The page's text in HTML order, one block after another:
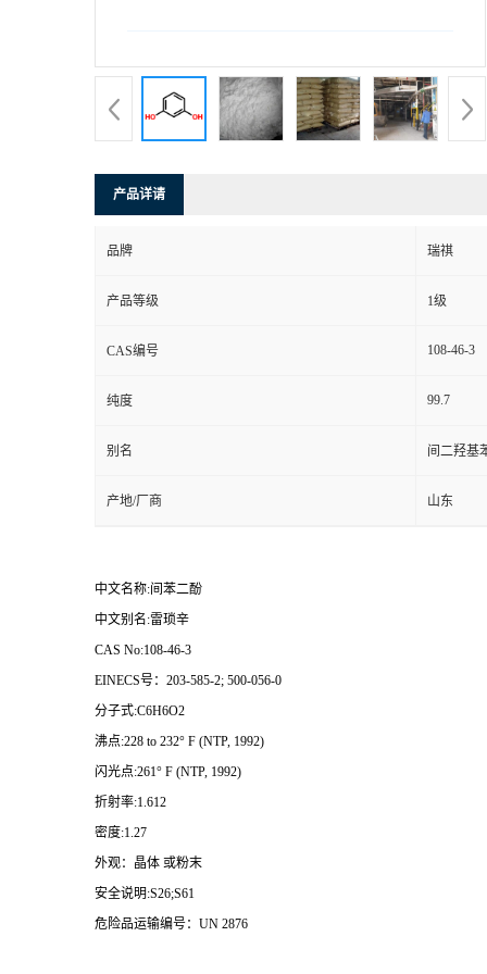
产品详请
品牌 瑞祺
产品等级 1级
CAS编号 108-46-3
纯度 99.7
别名 间二羟基
产地/厂商 山东
中文名称:间苯二酚
中文别名:雷琐辛
CAS No:108-46-3
EINECS号：203-585-2; 500-056-0
分子式:C6H6O2
沸点:228 to 232° F (NTP, 1992)
闪光点:261° F (NTP, 1992)
折射率:1.612
密度:1.27
外观：晶体 或粉末
安全说明:S26;S61
危险品运输编号：UN 2876